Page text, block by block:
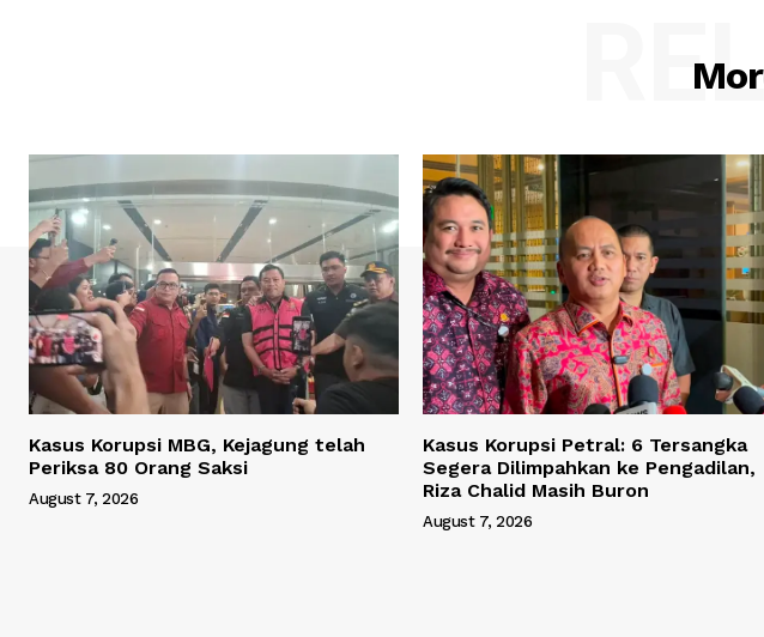
Kasus Korupsi MBG, Kejagung telah
Periksa 80 Orang Saksi
August 7, 2026
Kasus Korupsi Petral: 6 Tersangka
Segera Dilimpahkan ke Pengadilan,
Riza Chalid Masih Buron
August 7, 2026